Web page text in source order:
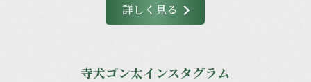
詳しく見る
寺犬ゴン太インスタグラム